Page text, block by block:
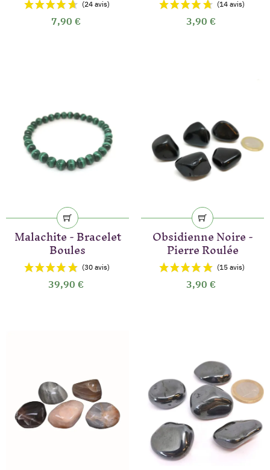
7,90 € 3,90 €
Malachite - Bracelet
Boules
39,90 €
Obsidienne Noire -
Pierre Roulée
3,90 €